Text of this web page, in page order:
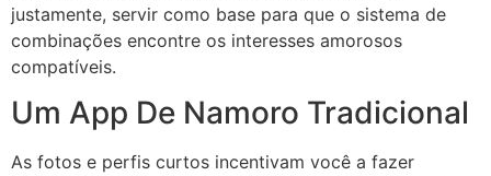
justamente, servir como base para que o sistema de
combinações encontre os interesses amorosos
compatíveis.
Um App De Namoro Tradicional
As fotos e perfis curtos incentivam você a fazer